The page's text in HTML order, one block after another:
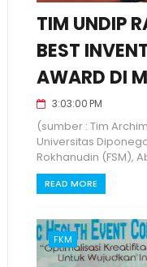
TIM UNDIP
BEST
AWARD DI
3:03:00 PM
(sumber : Tim
Universitas
Rokhanudin (FSM),
READ MORE
FKM